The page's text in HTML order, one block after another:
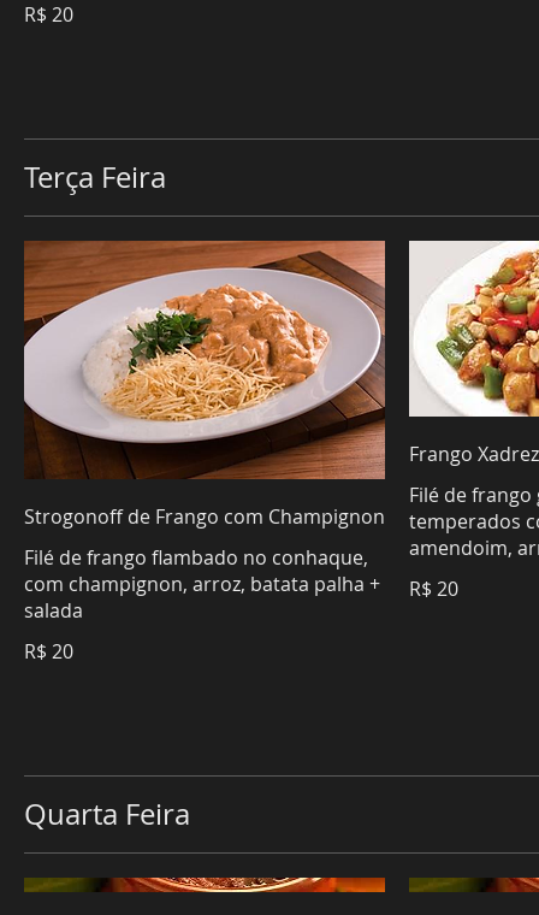
R$ 20
Terça Feira
Strogonoff de Frango com Champignon
Filé de frango flambado no conhaque,
com champignon, arroz, batata palha +
salada
R$ 20
Frango Xadrez
Filé de
temperados
amendoim,
R$ 20
Quarta Feira